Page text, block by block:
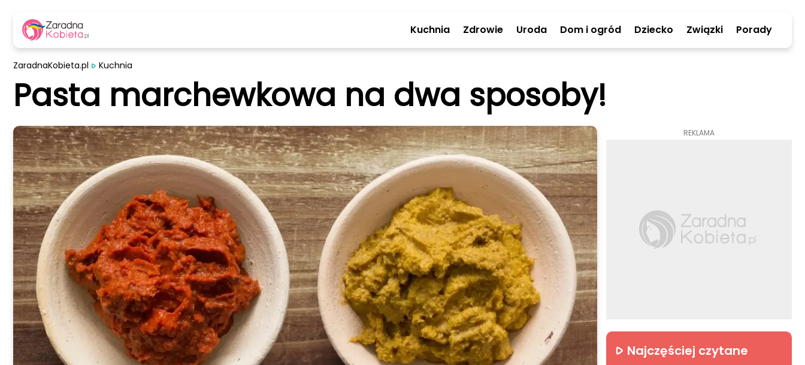
Kuchnia Zdrowie Uroda Dom i ogród Dziecko Związki Porady
ZaradnaKobieta.pl Kuchnia
Pasta marchewkowa na dwa sposoby!
REKLAMA
Najczęściej czytane